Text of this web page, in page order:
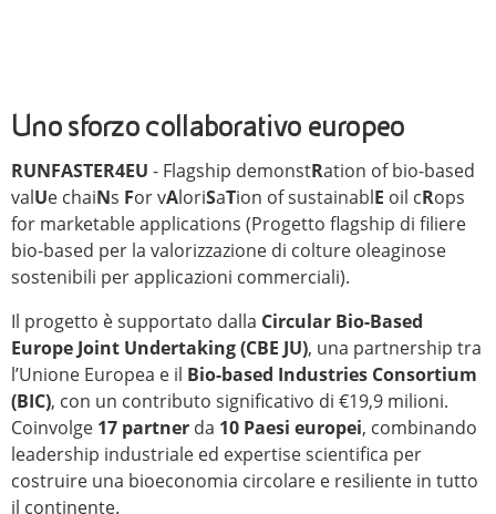
Uno sforzo collaborativo europeo
RUNFASTER4EU - Flagship demonstRation of bio-based
valUe chaiNs For vAloriSaTion of sustainablE oil cRops
for marketable applications (Progetto flagship di filiere
bio-based per la valorizzazione di colture oleaginose
sostenibili per applicazioni commerciali).
Il progetto è supportato dalla Circular Bio-Based
Europe Joint Undertaking (CBE JU), una partnership tra
l’Unione Europea e il Bio-based Industries Consortium
(BIC), con un contributo significativo di €19,9 milioni.
Coinvolge 17 partner da 10 Paesi europei, combinando
leadership industriale ed expertise scientifica per
costruire una bioeconomia circolare e resiliente in tutto
il continente.